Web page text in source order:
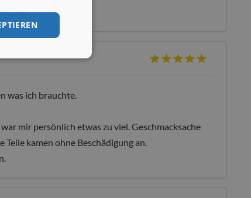
was ich brauchte.
mir persönlich etwas zu viel. Geschmacksache
Teile kamen ohne Beschädigung an.